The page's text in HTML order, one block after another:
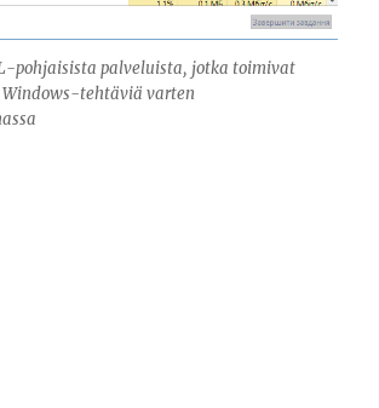
pohjaisista palveluista, jotka toimivat
Windows-tehtäviä varten